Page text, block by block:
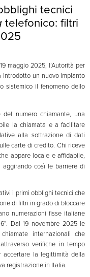
tecnici
telefonico: filtri
maggio 2025, l’Autorità per
introdotto un nuovo impianto
sistemico il fenomeno dello
numero chiamante, una
la chiamata e a facilitare
alla sottrazione di dati
carte di credito. Chi riceve
appare locale e affidabile,
così le barriere di
i primi obblighi tecnici che
di filtri in grado di bloccare
numerazioni fisse italiane
Dal 19 novembre 2025 le
internazionali che
verifiche in tempo
accertare la legittimità della
registrazione in Italia.